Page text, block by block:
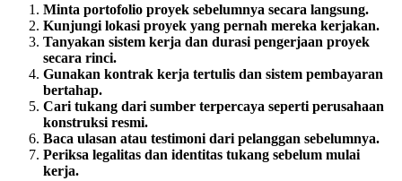
Minta portofolio proyek sebelumnya secara langsung.
Kunjungi lokasi proyek yang pernah mereka kerjakan.
Tanyakan sistem kerja dan durasi pengerjaan proyek
secara rinci.
Gunakan kontrak kerja tertulis dan sistem pembayaran
bertahap.
Cari tukang dari sumber terpercaya seperti perusahaan
konstruksi resmi.
Baca ulasan atau testimoni dari pelanggan sebelumnya.
Periksa legalitas dan identitas tukang sebelum mulai
kerja.